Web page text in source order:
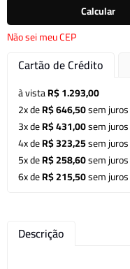
Calcular
Não sei meu CEP
Cartão de Crédito
à vistaR$ 1.293,00
2x deR$ 646,50sem juros
3x deR$ 431,00sem juros
4x deR$ 323,25sem juros
5x deR$ 258,60sem juros
6x deR$ 215,50sem juros
Descrição